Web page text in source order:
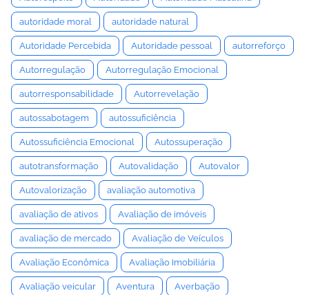
autoridade moral autoridade natural
Autoridade Percebida Autoridade pessoal autorreforço
Autorregulação Autorregulação Emocional
autorresponsabilidade Autorrevelação
autossabotagem autossuficiência
Autossuficiência Emocional Autossuperação
autotransformação Autovalidação Autovalor
Autovalorização avaliação automotiva
avaliação de ativos Avaliação de imóveis
avaliação de mercado Avaliação de Veículos
Avaliação Econômica Avaliação Imobiliária
Avaliação veicular Aventura Averbação